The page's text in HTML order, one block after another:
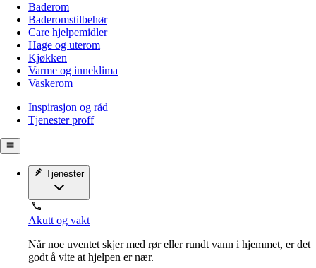
Baderom
Baderomstilbehør
Care hjelpemidler
Hage og uterom
Kjøkken
Varme og inneklima
Vaskerom
Inspirasjon og råd
Tjenester proff
Tjenester
Akutt og vakt
Når noe uventet skjer med rør eller rundt vann i hjemmet, er det
godt å vite at hjelpen er nær.